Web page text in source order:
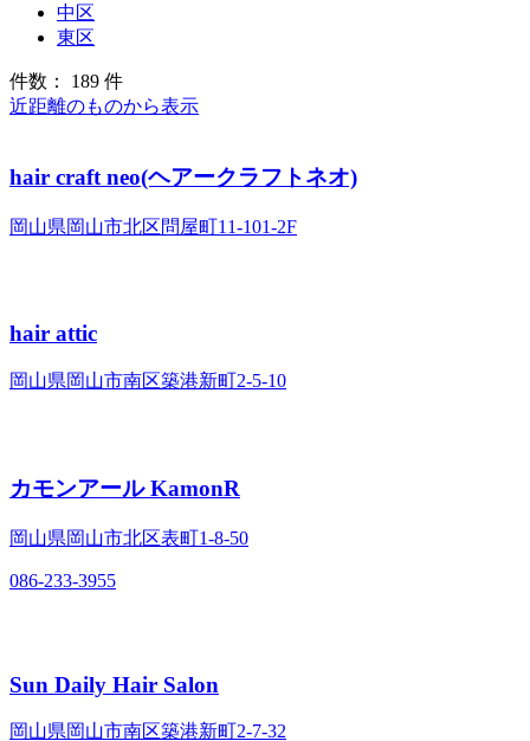
中区
東区
件数： 189 件
近距離のものから表示
hair craft neo(ヘアークラフトネオ)
岡山県岡山市北区問屋町11-101-2F
hair attic
岡山県岡山市南区築港新町2-5-10
カモンアール KamonR
岡山県岡山市北区表町1-8-50
086-233-3955
Sun Daily Hair Salon
岡山県岡山市南区築港新町2-7-32